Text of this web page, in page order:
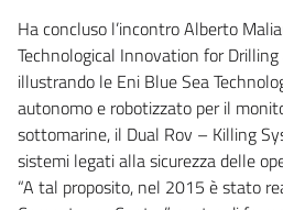
Ha concluso l’incontro Alberto
Technological Innovation for
illustrando le Eni Blue Sea
autonomo e robotizzato per il
sottomarine, il Dual Rov – Killing
sistemi legati alla sicurezza delle
“A tal proposito, nel 2015 è stato